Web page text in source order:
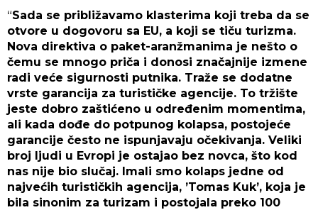
“Sada se približavamo klasterima koji treba da se
otvore u dogovoru sa EU, a koji se tiču turizma.
Nova direktiva o paket-aranžmanima je nešto o
čemu se mnogo priča i donosi značajnije izmene
radi veće sigurnosti putnika. Traže se dodatne
vrste garancija za turističke agencije. To tržište
jeste dobro zaštićeno u određenim momentima,
ali kada dođe do potpunog kolapsa, postojeće
garancije često ne ispunjavaju očekivanja. Veliki
broj ljudi u Evropi je ostajao bez novca, što kod
nas nije bio slučaj. Imali smo kolaps jedne od
najvećih turističkih agencija, ’Tomas Kuk’, koja je
bila sinonim za turizam i postojala preko 100